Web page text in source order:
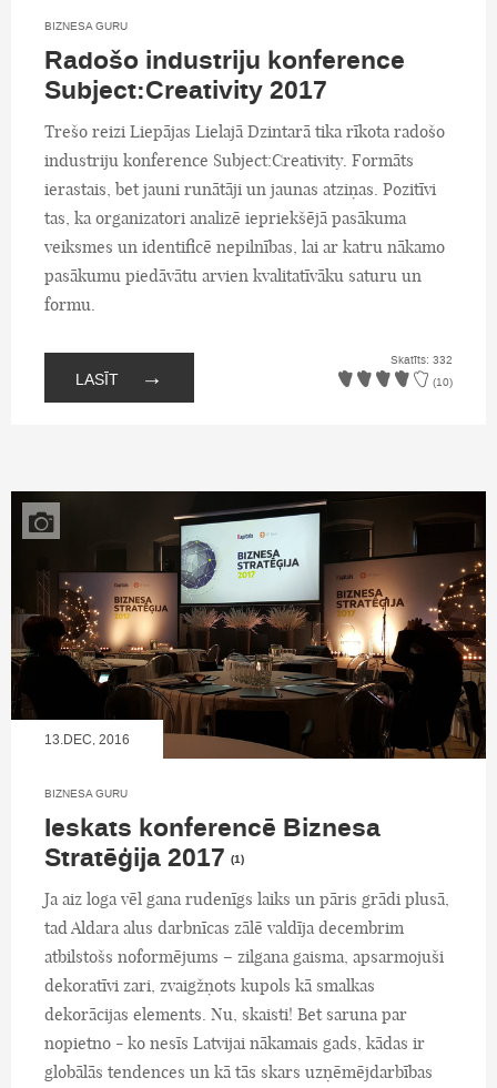
BIZNESA GURU
Radošo industriju konference
Subject:Creativity 2017
Trešo reizi Liepājas Lielajā Dzintarā tika rīkota radošo
industriju konference Subject:Creativity. Formāts
ierastais, bet jauni runātāji un jaunas atziņas. Pozitīvi
tas, ka organizatori analizē iepriekšējā pasākuma
veiksmes un identificē nepilnības, lai ar katru nākamo
pasākumu piedāvātu arvien kvalitatīvāku saturu un
formu.
LASĪT →
Skatīts: 332
(10)
13.DEC, 2016
BIZNESA GURU
Ieskats konferencē Biznesa
Stratēģija 2017 (1)
Ja aiz loga vēl gana rudenīgs laiks un pāris grādi plusā,
tad Aldara alus darbnīcas zālē valdīja decembrim
atbilstošs noformējums – zilgana gaisma, apsarmojuši
dekoratīvi zari, zvaigžņots kupols kā smalkas
dekorācijas elements. Nu, skaisti! Bet saruna par
nopietno - ko nesīs Latvijai nākamais gads, kādas ir
globālās tendences un kā tās skars uzņēmējdarbības